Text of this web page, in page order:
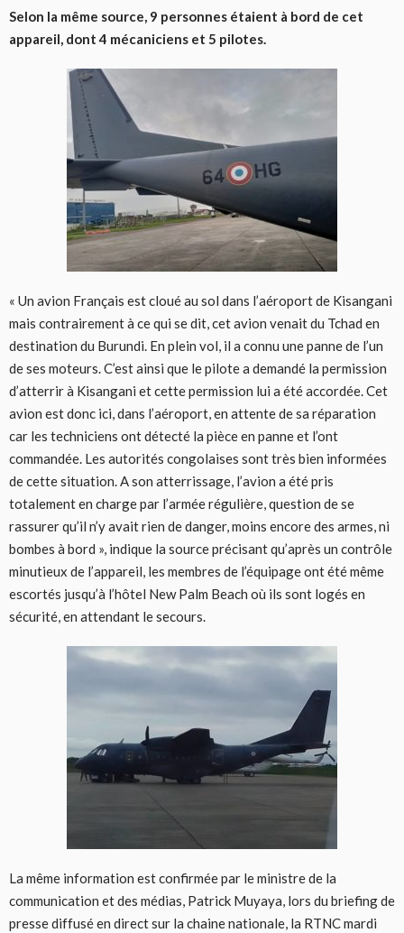
Selon la même source, 9 personnes étaient à bord de cet
appareil, dont 4 mécaniciens et 5 pilotes.
« Un avion Français est cloué au sol dans l’aéroport de Kisangani
mais contrairement à ce qui se dit, cet avion venait du Tchad en
destination du Burundi. En plein vol, il a connu une panne de l’un
de ses moteurs. C’est ainsi que le pilote a demandé la permission
d’atterrir à Kisangani et cette permission lui a été accordée. Cet
avion est donc ici, dans l’aéroport, en attente de sa réparation
car les techniciens ont détecté la pièce en panne et l’ont
commandée. Les autorités congolaises sont très bien informées
de cette situation. A son atterrissage, l’avion a été pris
totalement en charge par l’armée régulière, question de se
rassurer qu’il n’y avait rien de danger, moins encore des armes, ni
bombes à bord », indique la source précisant qu’après un contrôle
minutieux de l’appareil, les membres de l’équipage ont été même
escortés jusqu’à l’hôtel New Palm Beach où ils sont logés en
sécurité, en attendant le secours.
La même information est confirmée par le ministre de la
communication et des médias, Patrick Muyaya, lors du briefing de
presse diffusé en direct sur la chaine nationale, la RTNC mardi